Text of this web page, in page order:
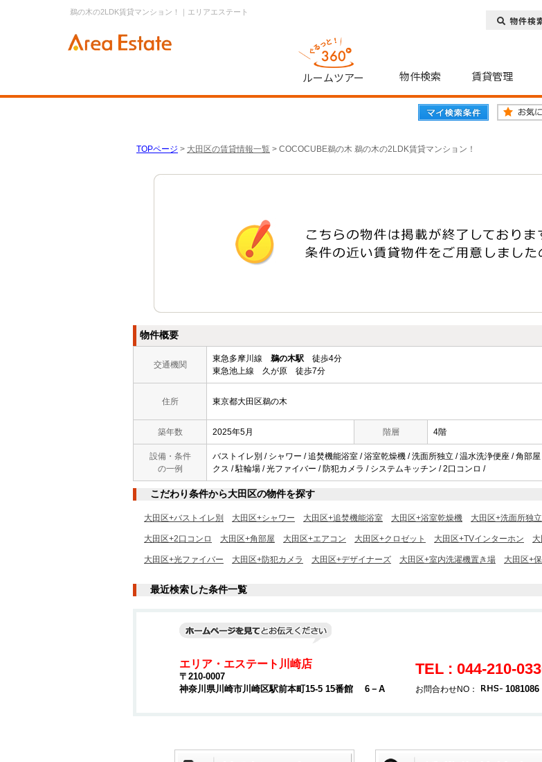
鵜の木の2LDK賃貸マンション！｜エリアエステート
物件検
ルームツアー 物件検索 賃貸管理
TOPページ > 大田区の賃貸情報一覧 > COCOCUBE鵜の木 鵜の木の2LDK賃貸マンション！
物件概要
交通機関
東急多摩川線 鵜の木駅 徒歩4分
東急池上線 久が原 徒歩7分
住所 東京都大田区鵜の木
築年数 2025年5月 階層 4階
設備・条件
の一例
バストイレ別 / シャワー / 追焚機能浴室 / 浴室乾燥機 / 洗面所独立 / 温水洗浄便座 / 角部
クス / 駐輪場 / 光ファイバー / 防犯カメラ / システムキッチン / 2口コンロ /
こだわり条件から大田区の物件を探す
大田区+バストイレ別 大田区+シャワー 大田区+追焚機能浴室 大田区+浴室乾燥機 大田区+洗面所独立
大田区+2口コンロ 大田区+角部屋 大田区+エアコン 大田区+クロゼット 大田区+TVインターホン
大田区+光ファイバー 大田区+防犯カメラ 大田区+デザイナーズ 大田区+室内洗濯機置き場 大田区+
最近検索した条件一覧
エリア・エステート川崎店
〒210-0007
神奈川県川崎市川崎区駅前本町15-5 15番館 6－A
TEL : 044-210-
お問合わせNO： 1081086